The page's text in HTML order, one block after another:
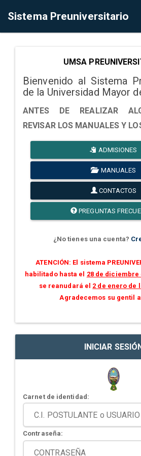
Sistema Preuniversitario
UMSA
Bienvenido al Sistema
de la Universidad Mayor
ANTES DE REALIZAR
REVISAR LOS MANUALES Y
ADMISIONES
MANUALES
CONTACTOS
PREGUNTAS
¿No tienes una cuenta?
ATENCIÓN: El sistema
habilitado hasta el 28 de diciembre
se reanudará el 2 de enero de
Agradecemos su gentil
INICIAR SESIÓN
Carnet de identidad:
Contraseña: